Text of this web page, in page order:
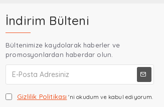
İndirim Bülteni
Bültenimize kaydolarak haberler ve
promosyonlardan haberdar olun.
Gizlilik Politikası 'ni okudum ve kabul ediyorum.